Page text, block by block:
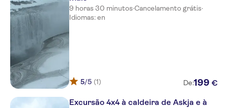
Centrum Guesthouse
Akureyri HI Hostel
- No pick up - Meeting Point Old
Town Akureyri, Brynja Ice
Cream shop
Þórunnarstræti 93
9 horas 30 minutos·Cancelamento grátis·
Idiomas: en
5/5 (1) De:199 €
Excursão 4x4 à caldeira de Askja e à